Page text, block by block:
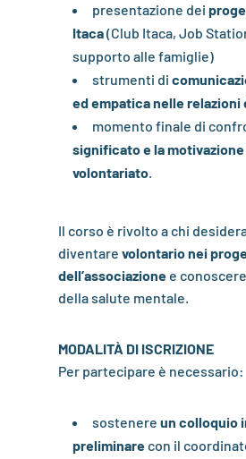
presentazione dei
Itaca(Club Itaca, Job
supporto alle famiglie)
strumenti di
ed empatica nelle relazioni
momento finale di
significato e la motivazione
volontariato.
Il corso è rivolto a chi
diventare volontario nei
dell’associazionee
della salute mentale.
MODALITÀ DI ISCRIZIONE
Per partecipare è necessario:
sostenere un colloquio
preliminarecon il